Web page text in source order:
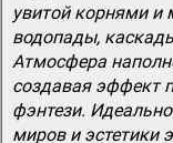
увитой корнями
водопады,
Атмосфера
создавая эффект
фэнтези.
миров и эстетики